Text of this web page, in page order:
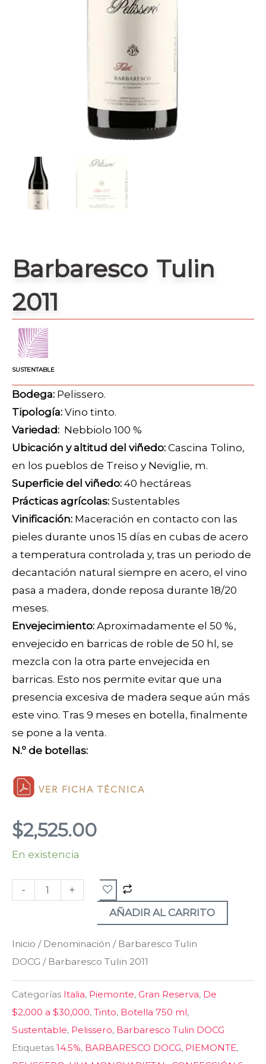
Barbaresco Tulin
2011
SUSTENTABLE
Bodega: Pelissero.
Tipología: Vino tinto.
Variedad: Nebbiolo 100 %
Ubicación y altitud del viñedo: Cascina Tolino,
en los pueblos de Treiso y Neviglie, m.
Superficie del viñedo: 40 hectáreas
Prácticas agrícolas: Sustentables
Vinificación: Maceración en contacto con las
pieles durante unos 15 días en cubas de acero
a temperatura controlada y, tras un periodo de
decantación natural siempre en acero, el vino
pasa a madera, donde reposa durante 18/20
meses.
Envejecimiento: Aproximadamente el 50 %,
envejecido en barricas de roble de 50 hl, se
mezcla con la otra parte envejecida en
barricas. Esto nos permite evitar que una
presencia excesiva de madera seque aún más
este vino. Tras 9 meses en botella, finalmente
se pone a la venta.
N.º de botellas:
VER FICHA TÉCNICA
$2,525.00
En existencia
-
Barbaresco
2011
+
AÑADIR AL CARRITO
Inicio / Denominación / Barbaresco Tulin
DOCG / Barbaresco Tulin 2011
Categorías Italia, Piemonte, Gran Reserva, De
$2,000 a $30,000, Tinto, Botella 750 ml,
Sustentable, Pelissero, Barbaresco Tulin DOCG
Etiquetas 14.5%, BARBARESCO DOCG, PIEMONTE,